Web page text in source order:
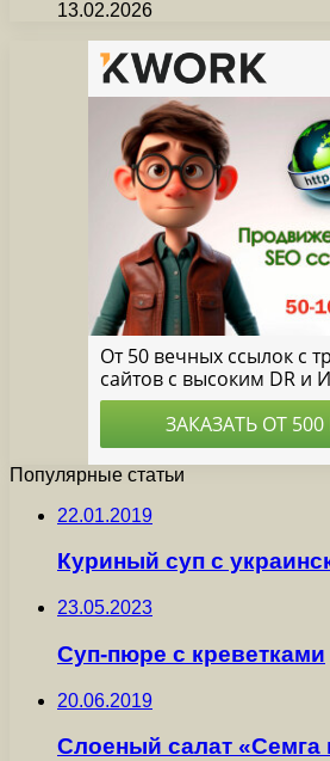
13.02.2026
Популярные статьи
22.01.2019
Куриный суп с
23.05.2023
Суп-пюре с креветками
20.06.2019
Слоеный салат «Семга